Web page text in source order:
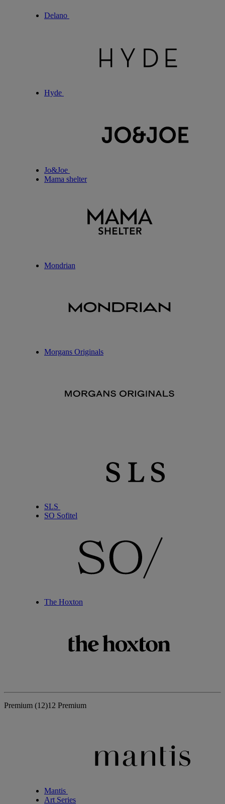
Delano
Hyde
Jo&Joe
Mama shelter
Mondrian
Morgans Originals
SLS
SO Sofitel
The Hoxton
Premium (12)12 Premium
Mantis
Art Series